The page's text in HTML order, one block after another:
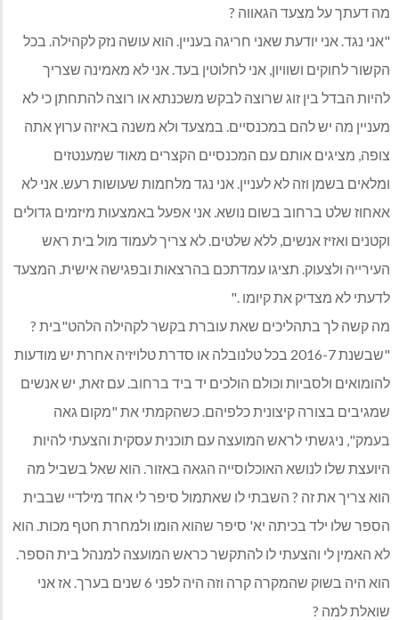
מה דעתך על מצעד הגאווה ?
"אני נגד. אני יודעת שאני חריגה בעניין. הוא עושה נזק לקהילה. בכל
הקשור לחוקים ושוויון, אני לחלוטין בעד. אני לא מאמינה שצריך
להיות הבדל בין זוג שרוצה לבקש משכנתא או רוצה להתחתן כי לא
מעניין מה יש להם במכנסיים. במצעד ולא משנה באיזה ערוץ אתה
צופה, מציגים אותם עם המכנסיים הקצרים מאוד שמענטזים
ומלאים בשמן וזה לא לעניין. אני נגד מלחמות שעושות רעש. אני לא
אאחוז שלט ברחוב בשום נושא. אני אפעל באמצעות מיזמים גדולים
וקטנים ואזיז אנשים, ללא שלטים. לא צריך לעמוד מול בית ראש
העירייה ולצעוק. תציגו עמדתכם בהרצאות ובפגישה אישית. המצעד
לדעתי לא מצדיק את קיומו ."
מה קשה לך בתהליכים שאת עוברת בקשר לקהילה הלהט"בית ?
"שבשנת 2016-7 בכל טלנובלה או סדרת טלויזיה אחרת יש מודעות
להומואים ולסביות וכולם הולכים יד ביד ברחוב. עם זאת, יש אנשים
שמגיבים בצורה קיצונית כלפיהם. כשהקמתי את "מקום גאה
בעמק", ניגשתי לראש המועצה עם תוכנית עסקית והצעתי להיות
היועצת שלו לנושא האוכלוסייה הגאה באזור. הוא שאל בשביל מה
הוא צריך את זה ? השבתי לו שאתמול סיפר לי אחד מילדיי שבבית
הספר שלו ילד בכיתה יא' סיפר שהוא הומו ולמחרת חטף מכות. הוא
לא האמין לי והצעתי לו להתקשר כראש המועצה למנהל בית הספר.
הוא היה בשוק שהמקרה קרה וזה היה לפני 6 שנים בערך. אז אני
שואלת למה ?